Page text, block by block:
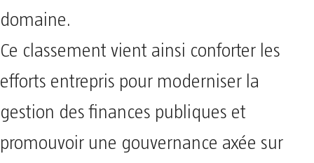
domaine.
Ce classement vient ainsi conforter les
efforts entrepris pour moderniser la
gestion des finances publiques et
promouvoir une gouvernance axée sur